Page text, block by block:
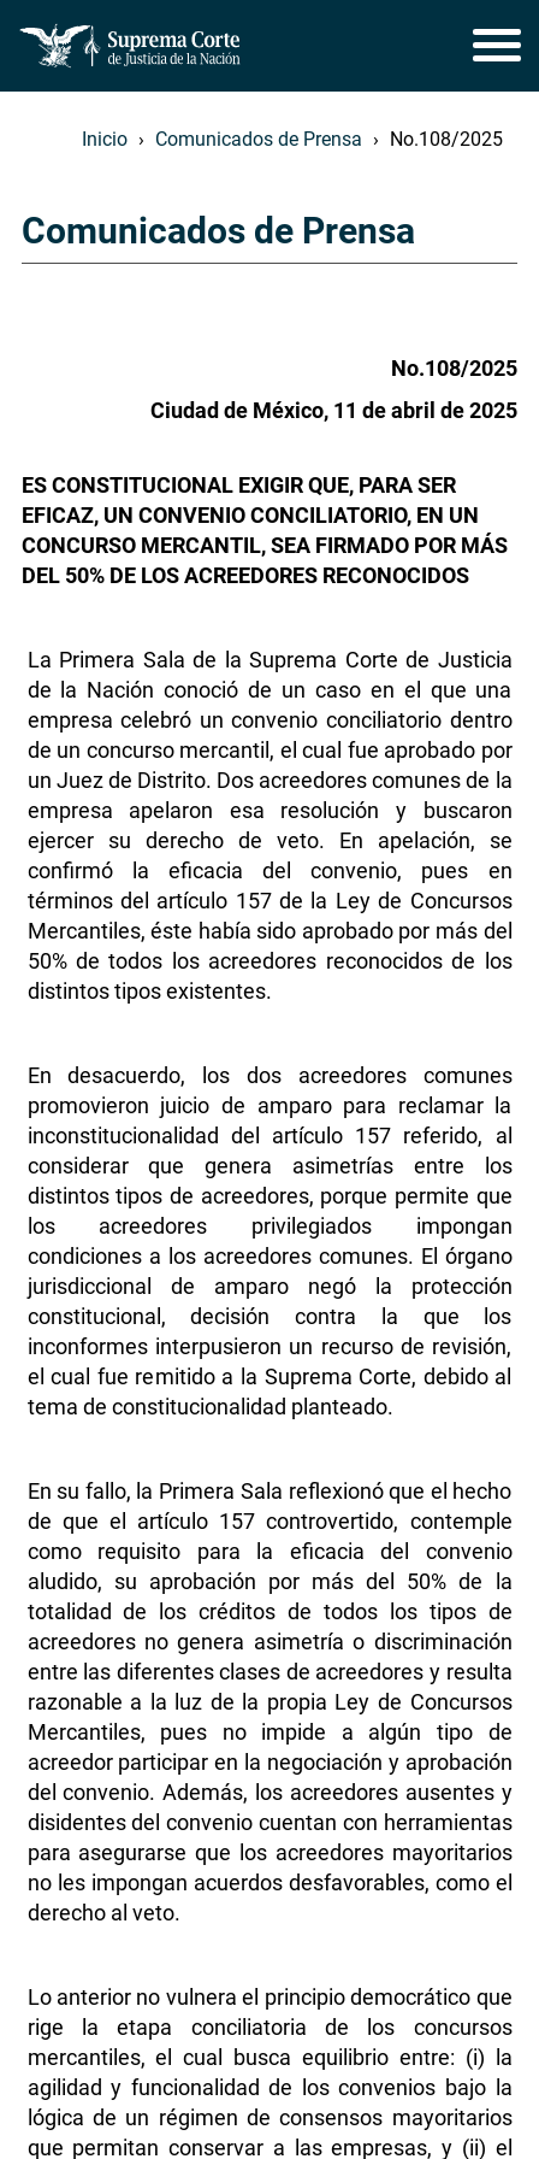
Inicio Comunicados de Prensa No.108/2025
Comunicados de Prensa
No.108/2025
Ciudad de México, 11 de abril de 2025
ES CONSTITUCIONAL EXIGIR QUE, PARA SER
EFICAZ, UN CONVENIO CONCILIATORIO, EN UN
CONCURSO MERCANTIL, SEA FIRMADO POR MÁS
DEL 50% DE LOS ACREEDORES RECONOCIDOS
La Primera Sala de la Suprema Corte de Justicia
de la Nación conoció de un caso en el que una
empresa celebró un convenio conciliatorio dentro
de un concurso mercantil, el cual fue aprobado por
un Juez de Distrito. Dos acreedores comunes de la
empresa apelaron esa resolución y buscaron
ejercer su derecho de veto. En apelación, se
confirmó la eficacia del convenio, pues en
términos del artículo 157 de la Ley de Concursos
Mercantiles, éste había sido aprobado por más del
50% de todos los acreedores reconocidos de los
distintos tipos existentes.
En desacuerdo, los dos acreedores comunes
promovieron juicio de amparo para reclamar la
inconstitucionalidad del artículo 157 referido, al
considerar que genera asimetrías entre los
distintos tipos de acreedores, porque permite que
los acreedores privilegiados impongan
condiciones a los acreedores comunes. El órgano
jurisdiccional de amparo negó la protección
constitucional, decisión contra la que los
inconformes interpusieron un recurso de revisión,
el cual fue remitido a la Suprema Corte, debido al
tema de constitucionalidad planteado.
En su fallo, la Primera Sala reflexionó que el hecho
de que el artículo 157 controvertido, contemple
como requisito para la eficacia del convenio
aludido, su aprobación por más del 50% de la
totalidad de los créditos de todos los tipos de
acreedores no genera asimetría o discriminación
entre las diferentes clases de acreedores y resulta
razonable a la luz de la propia Ley de Concursos
Mercantiles, pues no impide a algún tipo de
acreedor participar en la negociación y aprobación
del convenio. Además, los acreedores ausentes y
disidentes del convenio cuentan con herramientas
para asegurarse que los acreedores mayoritarios
no les impongan acuerdos desfavorables, como el
derecho al veto.
Lo anterior no vulnera el principio democrático que
rige la etapa conciliatoria de los concursos
mercantiles, el cual busca equilibrio entre: (i) la
agilidad y funcionalidad de los convenios bajo la
lógica de un régimen de consensos mayoritarios
que permitan conservar a las empresas, y (ii) el